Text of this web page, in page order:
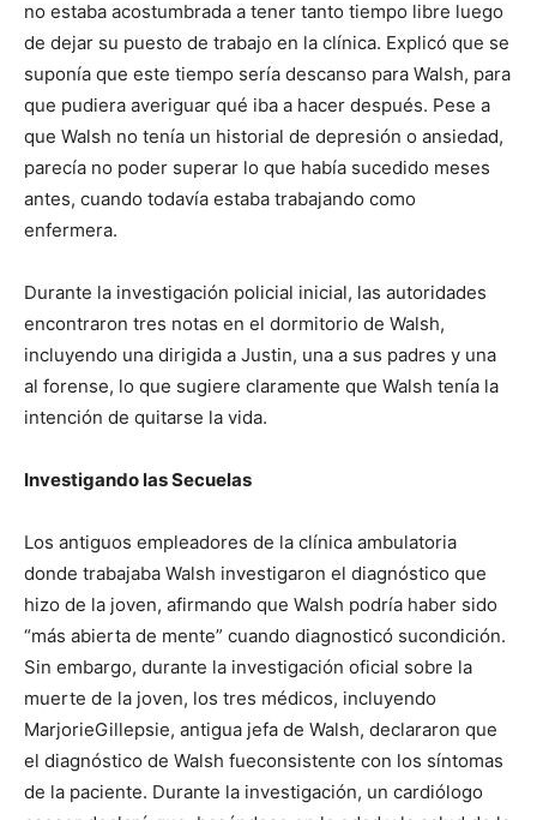
I WANT IN
I've read and accept thePrivacy Policy.
no estaba acostumbrada a tener tanto tiempo libre luego
de dejar su puesto de trabajo en la clínica. Explicó que se
suponía que este tiempo sería descanso para Walsh, para
que pudiera averiguar qué iba a hacer después. Pese a
que Walsh no tenía un historial de depresión o ansiedad,
parecía no poder superar lo que había sucedido meses
antes, cuando todavía estaba trabajando como
enfermera.
Durante la investigación policial inicial, las autoridades
encontraron tres notas en el dormitorio de Walsh,
incluyendo una dirigida a Justin, una a sus padres y una
al forense, lo que sugiere claramente que Walsh tenía la
intención de quitarse la vida.
Investigando las Secuelas
Los antiguos empleadores de la clínica ambulatoria
donde trabajaba Walsh investigaron el diagnóstico que
hizo de la joven, afirmando que Walsh podría haber sido
“más abierta de mente” cuando diagnosticó sucondición.
Sin embargo, durante la investigación oficial sobre la
muerte de la joven, los tres médicos, incluyendo
MarjorieGillepsie, antigua jefa de Walsh, declararon que
el diagnóstico de Walsh fueconsistente con los síntomas
de la paciente. Durante la investigación, un cardiólogo